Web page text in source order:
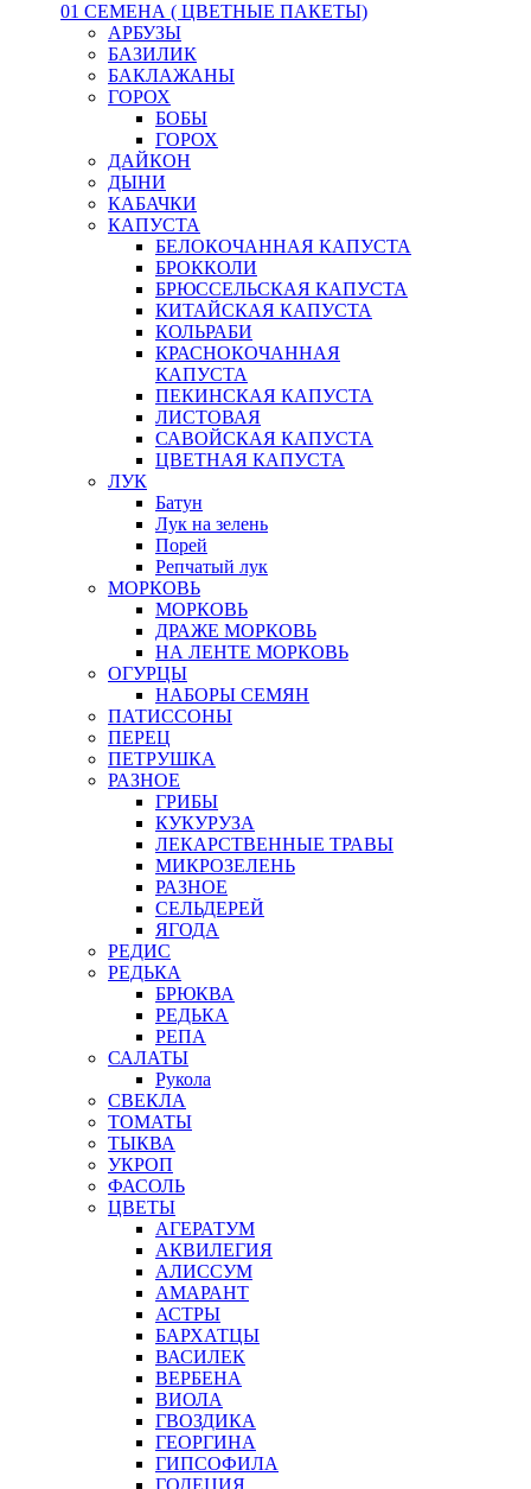
01 СЕМЕНА ( ЦВЕТНЫЕ ПАКЕТЫ)
АРБУЗЫ
БАЗИЛИК
БАКЛАЖАНЫ
ГОРОХ
БОБЫ
ГОРОХ
ДАЙКОН
ДЫНИ
КАБАЧКИ
КАПУСТА
БЕЛОКОЧАННАЯ КАПУСТА
БРОККОЛИ
БРЮССЕЛЬСКАЯ КАПУСТА
КИТАЙСКАЯ КАПУСТА
КОЛЬРАБИ
КРАСНОКОЧАННАЯ
КАПУСТА
ПЕКИНСКАЯ КАПУСТА
ЛИСТОВАЯ
САВОЙСКАЯ КАПУСТА
ЦВЕТНАЯ КАПУСТА
ЛУК
Батун
Лук на зелень
Порей
Репчатый лук
МОРКОВЬ
МОРКОВЬ
ДРАЖЕ МОРКОВЬ
НА ЛЕНТЕ МОРКОВЬ
ОГУРЦЫ
НАБОРЫ СЕМЯН
ПАТИССОНЫ
ПЕРЕЦ
ПЕТРУШКА
РАЗНОЕ
ГРИБЫ
КУКУРУЗА
ЛЕКАРСТВЕННЫЕ ТРАВЫ
МИКРОЗЕЛЕНЬ
РАЗНОЕ
СЕЛЬДЕРЕЙ
ЯГОДА
РЕДИС
РЕДЬКА
БРЮКВА
РЕДЬКА
РЕПА
САЛАТЫ
Рукола
СВЕКЛА
ТОМАТЫ
ТЫКВА
УКРОП
ФАСОЛЬ
ЦВЕТЫ
АГЕРАТУМ
АКВИЛЕГИЯ
АЛИССУМ
АМАРАНТ
АСТРЫ
БАРХАТЦЫ
ВАСИЛЕК
ВЕРБЕНА
ВИОЛА
ГВОЗДИКА
ГЕОРГИНА
ГИПСОФИЛА
ГОДЕЦИЯ